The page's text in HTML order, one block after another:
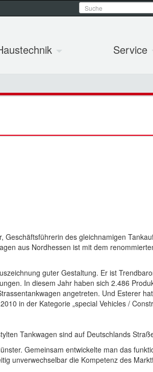
Service
Geschäftsführerin des gleichnamigen
aus Nordhessen ist mit dem
guter Gestaltung. Er ist
In diesem Jahr haben sich 2.486
angetreten. Und Esterer
in der Kategorie „special Vehicles /
Tankwagen sind auf Deutschlands
Gemeinsam entwickelte man das
unverwechselbar die Kompetenz des